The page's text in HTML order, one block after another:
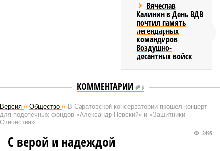
Вячеслав
Калинин в День ВДВ
почтил память
легендарных
командиров
Воздушно-
десантных войск
КОММЕНТАРИИ 0
Версия // Общество // В Саратовской консерватории прошел концерт
для подопечных фондов «Александр Невский» и «Защитники
Отечества»
2495
С верой и надеждой